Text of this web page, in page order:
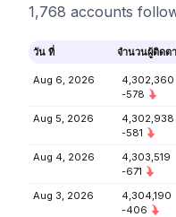
1,768 accounts
วัน ที่ จำนวนผู้ติดต
Aug 6, 2026
4,302,360
-578
Aug 5, 2026
4,302,938
-581
Aug 4, 2026
4,303,519
-671
Aug 3, 2026
4,304,190
-406